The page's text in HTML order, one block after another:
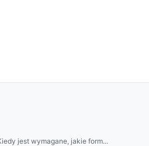
jest wymagane, jakie form...